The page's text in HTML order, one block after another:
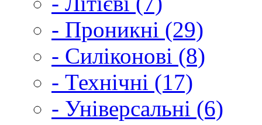
- Проникні (29)
- Силіконові (8)
- Технічні (17)
- Універсальні (6)